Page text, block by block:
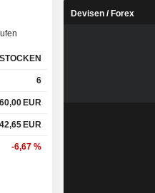
6
EUR
EUR
-6,67 %
Devisen / Forex